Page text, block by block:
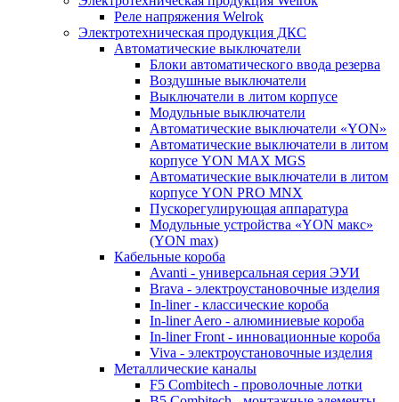
Реле напряжения Welrok
Электротехническая продукция ДКС
Автоматические выключатели
Блоки автоматического ввода резерва
Воздушные выключатели
Выключатели в литом корпусе
Модульные выключатели
Автоматические выключатели «YON»
Автоматические выключатели в литом
корпусе YON MAX MGS
Автоматические выключатели в литом
корпусе YON PRO MNX
Пускорегулирующая аппаратура
Модульные устройства «YON макс»
(YON max)
Кабельные короба
Avanti - универсальная серия ЭУИ
Brava - электроустановочные изделия
In-liner - классические короба
In-liner Aero - алюминиевые короба
In-liner Front - инновационные короба
Viva - электроустановочные изделия
Металлические каналы
F5 Combitech - проволочные лотки